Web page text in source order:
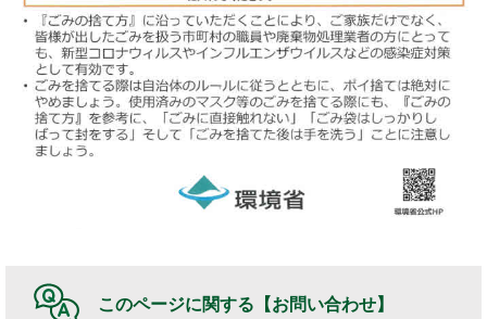
このページに関する 【お問い合わせ】